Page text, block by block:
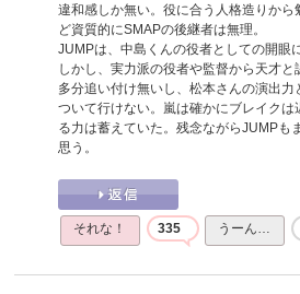
違和感しか無い。役に合う人格造りか
ど資質的にSMAPの後継者は無理。
JUMPは、中島くんの役者としての開眼
しかし、実力派の役者や監督から天才
多分追い付け無いし、松本さんの演出力
ついて行けない。嵐は確かにブレイク
る力は蓄えていた。残念ながらJUMPも
思う。
それな！ 335 うーん…